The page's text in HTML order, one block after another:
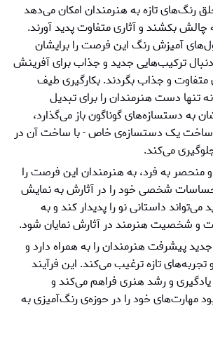
رنگ‌های تازه به هنرمندان امکان می‌دهد
چالش بکشند و آثاری متفاوت پدید آورند.
آمیزش رنگ این فرصت را برایشان
ترکیب‌هایی جدید و جذاب برای آفرینش
متفاوت و جذاب بگردند. بکارگیری طیف
تنها دست هنرمندان را برای تبدیل
به دستسازه‌های گوناگون باز می‌گذارد،
ساخت یک دستسازه‌ی خاص - با ساخت آن در
می‌کند.
منحصر به فرد، به هنرمندان این فرصت را
شخصی خود را در آثارش به نمایش
داستانی نو را پدیدار کند و به
و شخصیت هنرمند در آثارش نمایان شود.
پیشرفت هنرمندان را به همراه دارد و
تجربه‌های تازه ترغیب می‌کند. این فرآیند
یادگیری و رشد هنری فراهم می‌کند و
مهارت‌های خود را در حوزه‌ی رنگ‌آمیزی به